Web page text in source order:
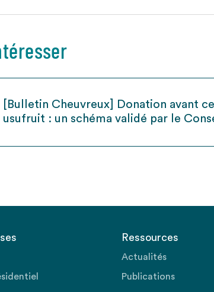
[Bulletin Cheuvreux] Donation avant
usufruit : un schéma validé par le
Ressources
Actualités
Publications